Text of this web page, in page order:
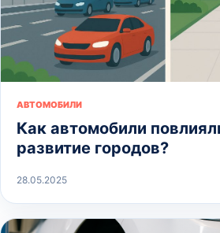
АВТОМОБИЛИ
Как автомобили
развитие городов?
28.05.2025